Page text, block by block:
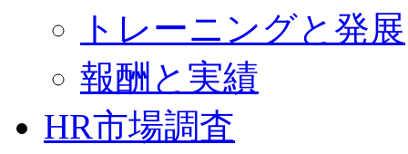
トレーニングと発展
報酬と実績
HR市場調査